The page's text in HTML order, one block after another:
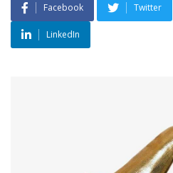
Facebook Twitter
LinkedIn